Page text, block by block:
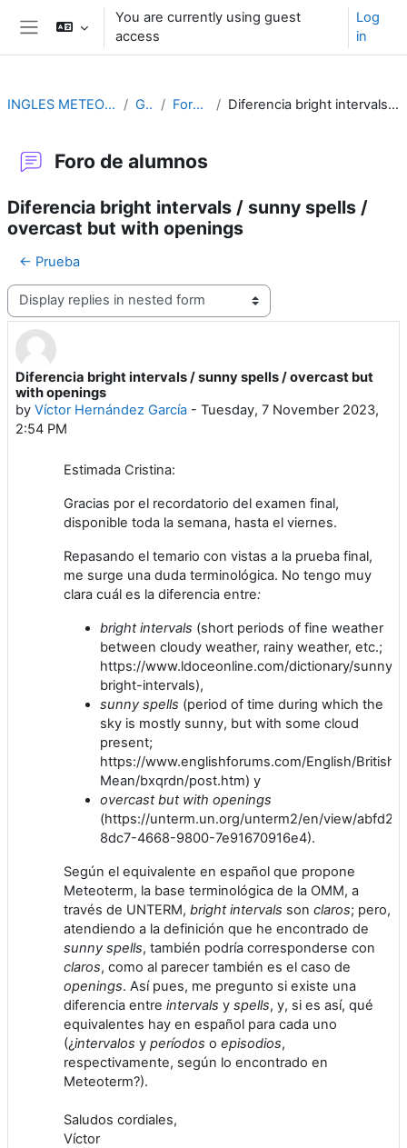
Skip to main content
You are currently using guest
access
Log
in
INGLES METEOROLÓGICO AERONÁUTICO GENERAL Foro de alumnos Diferencia bright intervals / sunny spells / overcast but with openings
Foro de alumnos
Diferencia bright intervals / sunny spells /
overcast but with openings
← Prueba
Display mode
Diferencia bright intervals / sunny spells / overcast but
with openings
by Víctor Hernández García - Tuesday, 7 November 2023,
2:54 PM
Number of replies: 1
Estimada Cristina:
Gracias por el recordatorio del examen final,
disponible toda la semana, hasta el viernes.
Repasando el temario con vistas a la prueba final,
me surge una duda terminológica. No tengo muy
clara cuál es la diferencia entre:
bright intervals (short periods of fine weather
between cloudy weather, rainy weather, etc.;
https://www.ldoceonline.com/dictionary/sunny-
bright-intervals),
sunny spells (period of time during which the
sky is mostly sunny, but with some cloud
present;
https://www.englishforums.com/English/
Mean/bxqrdn/post.htm) y
overcast but with openings
(https://unterm.un.org/unterm2/en/view/
8dc7-4668-9800-7e91670916e4).
Según el equivalente en español que propone
Meteoterm, la base terminológica de la OMM, a
través de UNTERM, bright intervals son claros; pero,
atendiendo a la definición que he encontrado de
sunny spells, también podría corresponderse con
claros, como al parecer también es el caso de
openings. Así pues, me pregunto si existe una
diferencia entre intervals y spells, y, si es así, qué
equivalentes hay en español para cada uno
(¿intervalos y períodos o episodios,
respectivamente, según lo encontrado en
Meteoterm?).
Saludos cordiales,
Víctor